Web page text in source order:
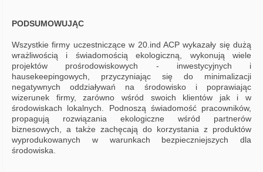
PODSUMOWUJĄC
Wszystkie firmy uczestniczące w 20.ind ACP wykazały się dużą
wrażliwością i świadomością ekologiczną, wykonują wiele
projektów prośrodowiskowych - inwestycyjnych i
hausekeepingowych, przyczyniając się do minimalizacji
negatywnych oddziaływań na środowisko i poprawiając
wizerunek firmy, zarówno wśród swoich klientów jak i w
środowiskach lokalnych. Podnoszą świadomość pracowników,
propagują rozwiązania ekologiczne wśród partnerów
biznesowych, a także zachęcają do korzystania z produktów
wyprodukowanych w warunkach bezpieczniejszych dla
środowiska.